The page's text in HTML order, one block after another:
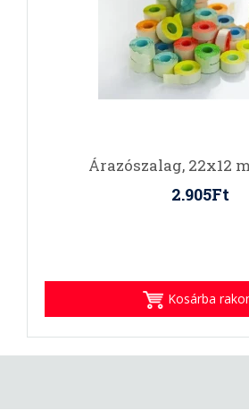
Árazószalag, 22x12
2.905Ft
Kosárba